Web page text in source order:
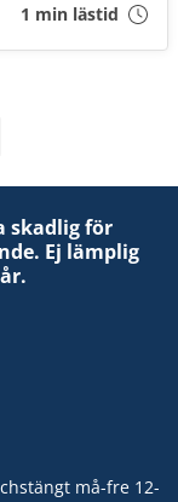
1 min lästid
skadlig för
Ej lämplig
må-fre 12-